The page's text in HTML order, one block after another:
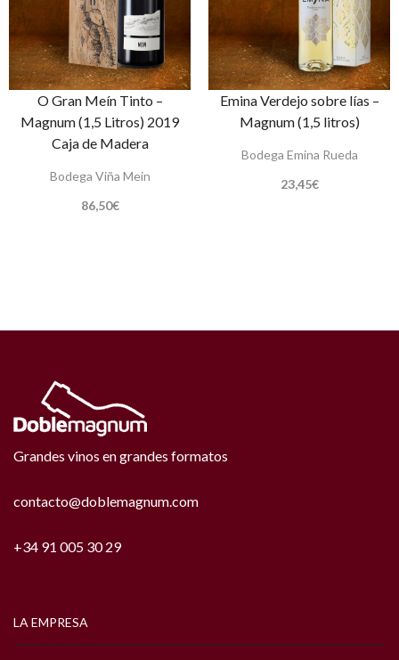
O Gran Meín Tinto –
Magnum (1,5 Litros) 2019
Caja de Madera
Bodega Viña Mein
86,50€
Emina Verdejo sobre lías –
Magnum (1,5 litros)
Bodega Emina Rueda
23,45€
Grandes vinos en grandes formatos
contacto@doblemagnum.com
+34 91 005 30 29
LA EMPRESA